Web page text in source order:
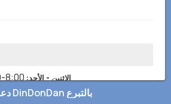
الاثنين - الأحد:
8:00-12:00
دعم DinDonDan بالتبرع